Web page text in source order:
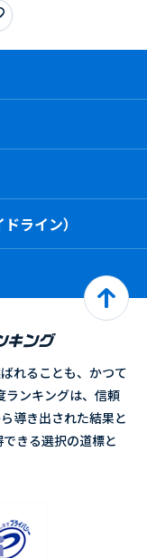
ライン）
れることも、かつて
ランキングは、信頼
導き出された結果と
きる選択の道標と